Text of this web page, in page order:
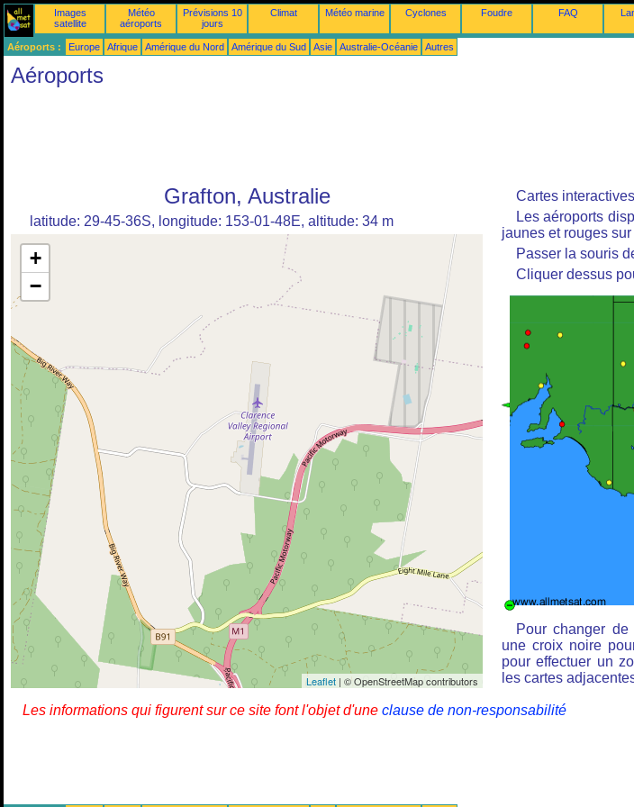
Images
satellite
Météo
aéroports
Prévisions 10
jours
Climat Météo marine Cyclones Foudre FAQ
Aéroports : Europe Afrique Amérique du Nord Amérique du Sud Asie Australie-Océanie Autres
Aéroports
Grafton, Australie
latitude: 29-45-36S, longitude: 153-01-48E, altitude: 34 m
+
−
Leaflet | © OpenStreetMap contributors
Cartes
Les aéroports
jaunes et rouges sur
Passer la souris
Cliquer dessus
Pour changer
une croix noire
pour effectuer un
les cartes
Les informations qui figurent sur ce site font l'objet d'une clause de non-responsabilité